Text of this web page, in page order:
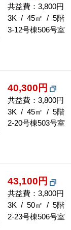
共益費：3,800円
3K / 45㎡ / 5階
3-12号棟506号室
40,300円
共益費：3,800円
3K / 45㎡ / 5階
2-20号棟503号室
43,100円
共益費：3,800円
3K / 50㎡ / 5階
2-23号棟506号室